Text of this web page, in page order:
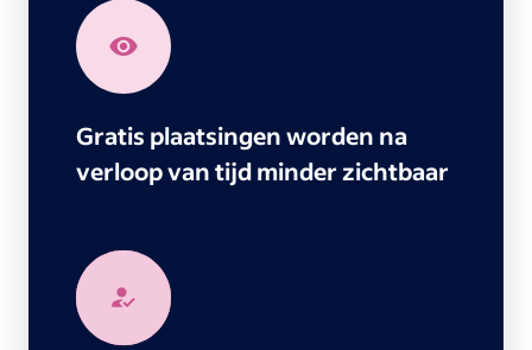
Gratis plaatsingen worden na
verloop van tijd minder zichtbaar